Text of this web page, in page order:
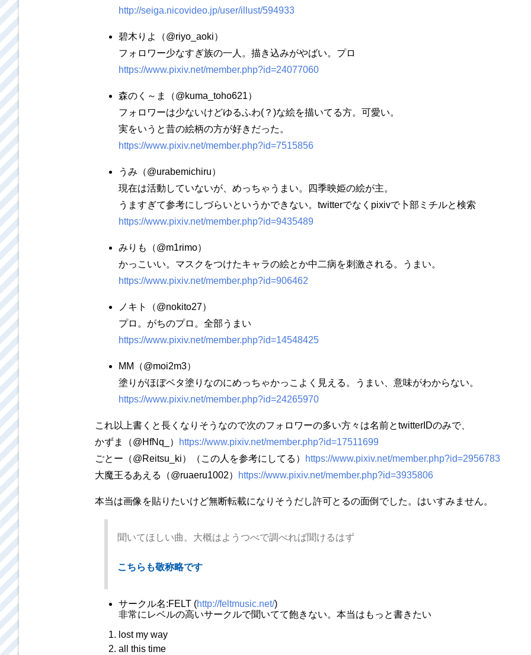
http://seiga.nicovideo.jp/user/illust/594933
碧木りよ（@riyo_aoki）
フォロワー少なすぎ族の一人。描き込みがやばい。プロ
https://www.pixiv.net/member.php?id=24077060
森のく～ま（@kuma_toho621）
フォロワーは少ないけどゆるふわ(？)な絵を描いてる方。可愛い。
実をいうと昔の絵柄の方が好きだった。
https://www.pixiv.net/member.php?id=7515856
うみ（@urabemichiru）
現在は活動していないが、めっちゃうまい。四季映姫の絵が主。
うますぎて参考にしづらいというかできない。twitterでなくpixivで卜部ミチルと検索
https://www.pixiv.net/member.php?id=9435489
みりも（@m1rimo）
かっこいい。マスクをつけたキャラの絵とか中二病を刺激される。うまい。
https://www.pixiv.net/member.php?id=906462
ノキト（@nokito27）
プロ。がちのプロ。全部うまい
https://www.pixiv.net/member.php?id=14548425
MM（@moi2m3）
塗りがほぼベタ塗りなのにめっちゃかっこよく見える。うまい、意味がわからない。
https://www.pixiv.net/member.php?id=24265970
これ以上書くと長くなりそうなので次のフォロワーの多い方々は名前とtwitterIDのみで、
かずま（@HfNq_）
https://www.pixiv.net/member.php?id=17511699
ごとー（@Reitsu_ki）（この人を参考にしてる）
https://www.pixiv.net/member.php?id=2956783
大魔王るあえる（@ruaeru1002）
https://www.pixiv.net/member.php?id=3935806
本当は画像を貼りたいけど無断転載になりそうだし許可とるの面倒でした。はいすみません。
聞いてほしい曲。大概はようつべで調べれば聞けるはず
こちらも敬称略です
サークル名:FELT (http://feltmusic.net/)
非常にレベルの高いサークルで聞いてて飽きない。本当はもっと書きたい
lost my way
all this time